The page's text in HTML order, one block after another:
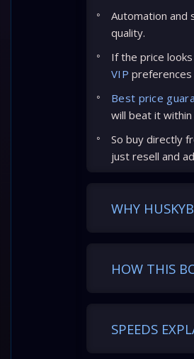
Automation and
quality.
If the price looks
VIP
Best price
will beat it within
So buy directly
just resell and
WHY
HOW THIS
SPEEDS